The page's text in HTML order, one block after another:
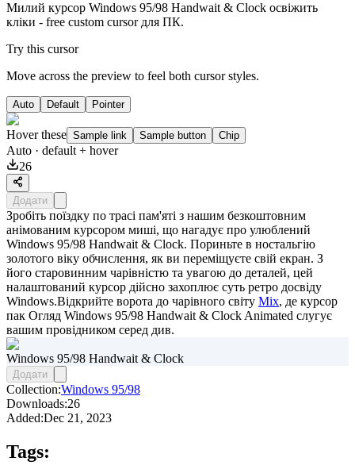
Милий курсор Windows 95/98 Handwait & Clock освіжить
кліки - free custom cursor для ПК.
Try this cursor
Move across the preview to feel both cursor styles.
Auto Default Pointer
Hover these Sample link Sample button Chip
Auto · default + hover
26
Додати
Зробіть поїздку по трасі пам'яті з нашим безкоштовним
анімованим курсором миші, що нагадує про улюблений
Windows 95/98 Handwait & Clock. Пориньте в ностальгію
золотого віку обчислення, як ви переміщуєте свій екран. З
його старовинним чарівністю та увагою до деталей, цей
налаштований курсор дійсно захоплює суть ретро досвіду
Windows.Відкрийте ворота до чарівного світу Mix, де курсор
пак Огляд Windows 95/98 Handwait & Clock Animated слугує
вашим провідником серед див.
Windows 95/98 Handwait & Clock
Додати
Collection:Windows 95/98
Downloads:26
Added:Dec 21, 2023
Tags: